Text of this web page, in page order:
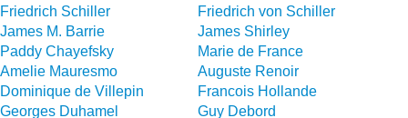
Friedrich Schiller
Friedrich von Schiller
James M. Barrie
James Shirley
Paddy Chayefsky
Marie de France
Amelie Mauresmo
Auguste Renoir
Dominique de Villepin
Francois Hollande
Georges Duhamel
Guy Debord